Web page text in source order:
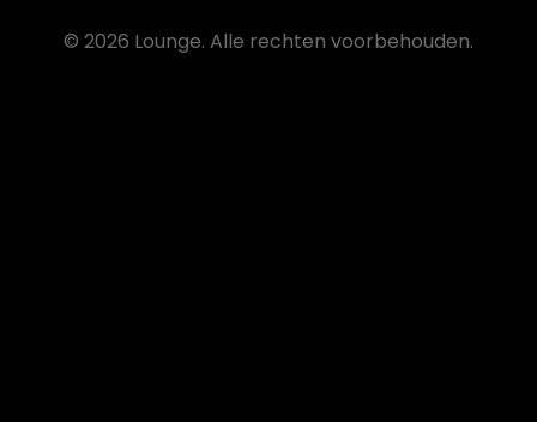
© 2026 Lounge. Alle rechten voorbehouden.